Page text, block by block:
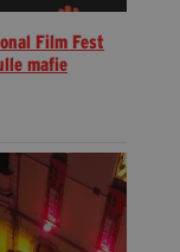
Film Fest
mafie